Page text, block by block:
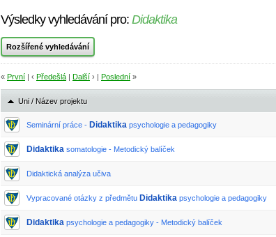
Výsledky vyhledávání pro: Didaktika
« První | ‹ Předešlá | Další › | Poslední »
Uni / Název projektu
Seminární práce - Didaktika psychologie a pedagogiky
Didaktika somatologie - Metodický balíček
Didaktická analýza učiva
Vypracované otázky z předmětu Didaktika psychologie a pedagogiky
Didaktika psychologie a pedagogiky - Metodický balíček